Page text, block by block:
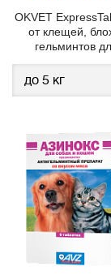
OKVET
от клещей,
гельминтов